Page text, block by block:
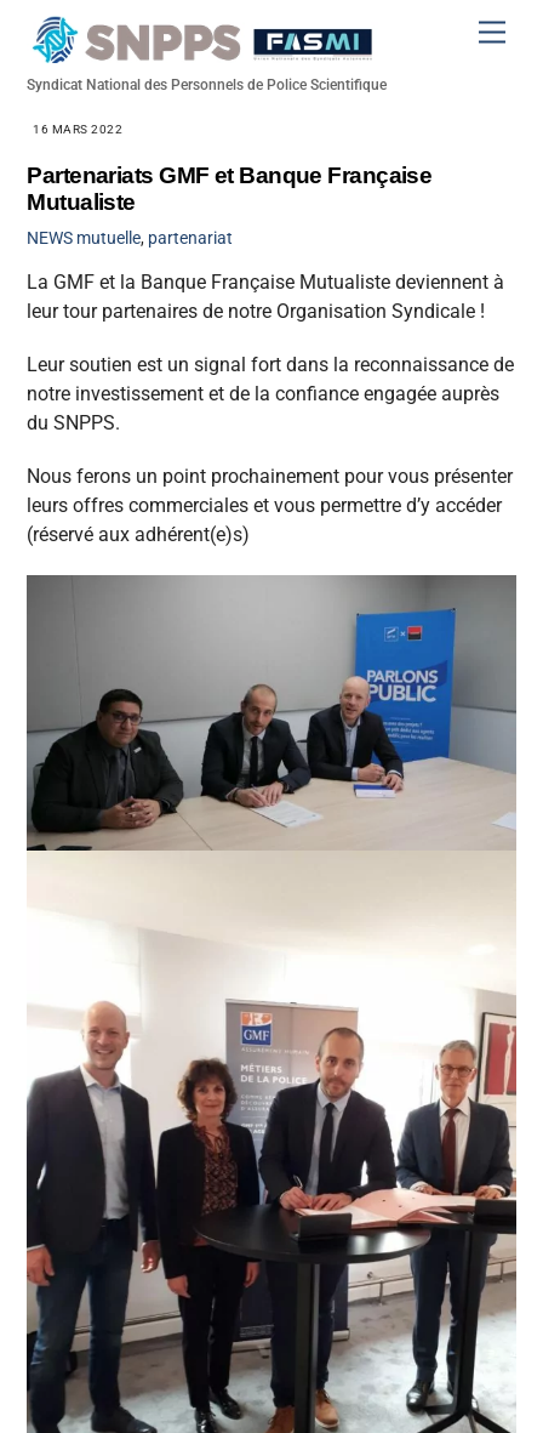
Syndicat National des Personnels de Police Scientifique
16 MARS 2022
Partenariats GMF et Banque Française
Mutualiste
NEWS mutuelle, partenariat
La GMF et la Banque Française Mutualiste deviennent à
leur tour partenaires de notre Organisation Syndicale !
Leur soutien est un signal fort dans la reconnaissance de
notre investissement et de la confiance engagée auprès
du SNPPS.
Nous ferons un point prochainement pour vous présenter
leurs offres commerciales et vous permettre d’y accéder
(réservé aux adhérent(e)s)